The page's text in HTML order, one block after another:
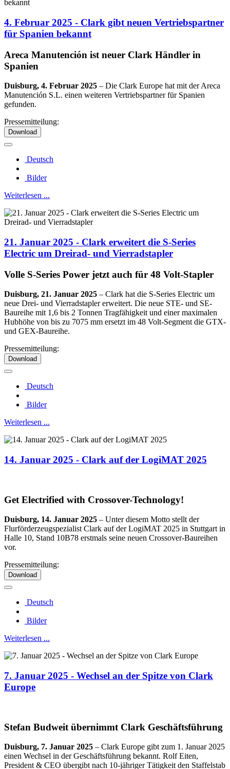
4. Februar 2025 - Clark gibt neuen Vertriebspartner
für Spanien bekannt
Areca Manutención ist neuer Clark Händler in
Spanien
Duisburg, 4. Februar 2025 – Die Clark Europe hat mit der Areca
Manutención S.L. einen weiteren Vertriebspartner für Spanien
gefunden.
Pressemitteilung:
Download
Deutsch
Bilder
Weiterlesen ...
21. Januar 2025 - Clark erweitert die S-Series
Electric um Dreirad- und Vierradstapler
Volle S-Series Power jetzt auch für 48 Volt-Stapler
Duisburg, 21. Januar 2025 – Clark hat die S-Series Electric um
neue Drei- und Vierradstapler erweitert. Die neue STE- und SE-
Baureihe mit 1,6 bis 2 Tonnen Tragfähigkeit und einer maximalen
Hubhöhe von bis zu 7075 mm ersetzt im 48 Volt-Segment die GTX-
und GEX-Baureihe.
Pressemitteilung:
Download
Deutsch
Bilder
Weiterlesen ...
14. Januar 2025 - Clark auf der LogiMAT 2025
Get Electrified with Crossover-Technology!
Duisburg, 14. Januar 2025 – Unter diesem Motto stellt der
Flurförderzeugspezialist Clark auf der LogiMAT 2025 in Stuttgart in
Halle 10, Stand 10B78 erstmals seine neuen Crossover-Baureihen
vor.
Pressemitteilung:
Download
Deutsch
Bilder
Weiterlesen ...
7. Januar 2025 - Wechsel an der Spitze von Clark
Europe
Stefan Budweit übernimmt Clark Geschäftsführung
Duisburg, 7. Januar 2025 – Clark Europe gibt zum 1. Januar 2025
einen Wechsel in der Geschäftsführung bekannt. Rolf Eiten,
President & CEO übergibt nach 10-jähriger Tätigkeit den Staffelstab